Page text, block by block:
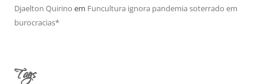
Djaelton Quirino em Funcultura ignora pandemia soterrado em
burocracias*
Tags